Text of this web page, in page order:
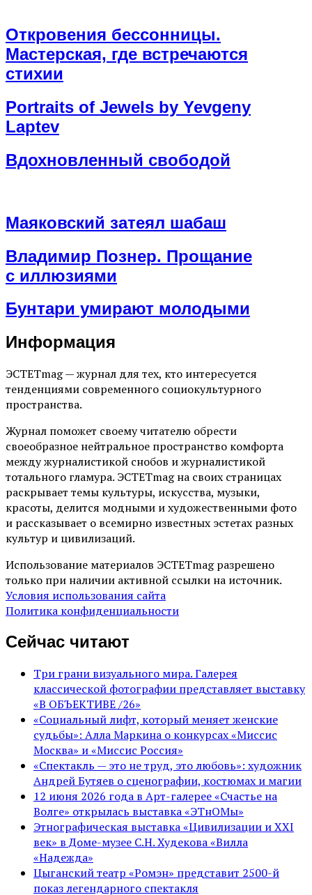
Откровения бессонницы.
Мастерская, где встречаются
стихии
Portraits of Jewels by Yevgeny
Laptev
Вдохновленный свободой
Маяковский затеял шабаш
Владимир Познер. Прощание
с иллюзиями
Бунтари умирают молодыми
Информация
ЭСТЕТmag — журнал для тех, кто интересуется
тенденциями современного социокультурного
пространства.
Журнал поможет своему читателю обрести
своеобразное нейтральное пространство комфорта
между журналистикой снобов и журналистикой
тотального гламура. ЭСТЕТmag на своих страницах
раскрывает темы культуры, искусства, музыки,
красоты, делится модными и художественными фото
и рассказывает о всемирно известных эстетах разных
культур и цивилизаций.
Использование материалов ЭСТЕТmag разрешено
только при наличии активной ссылки на источник.
Условия использования сайта
Политика конфиденциальности
Сейчас читают
Три грани визуального мира. Галерея
классической фотографии представляет выставку
«В ОБЪЕКТИВЕ /26»
«Социальный лифт, который меняет женские
судьбы»: Алла Маркина о конкурсах «Миссис
Москва» и «Миссис Россия»
«Спектакль — это не труд, это любовь»: художник
Андрей Бутяев о сценографии, костюмах и магии
12 июня 2026 года в Арт-галерее «Счастье на
Волге» открылась выставка «ЭТнОМы»
Этнографическая выставка «Цивилизации и ХХI
век» в Доме-музее С.Н. Худекова «Вилла
«Надежда»
Цыганский театр «Ромэн» представит 2500-й
показ легендарного спектакля